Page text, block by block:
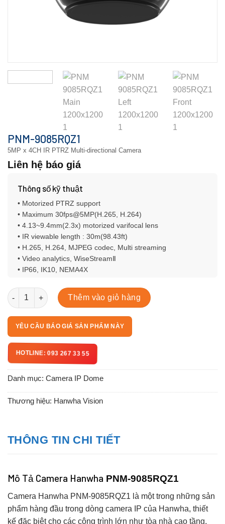
PNM-9085RQZ1
5MP x 4CH IR PTRZ Multi-directional Camera
Liên hệ báo giá
Thông số kỹ thuật
• Motorized PTRZ support
• Maximum 30fps@5MP(H.265, H.264)
• 4.13~9.4mm(2.3x) motorized varifocal lens
• IR viewable length : 30m(98.43ft)
• H.265, H.264, MJPEG codec, Multi streaming
• Video analytics, WiseStreamⅡ
• IP66, IK10, NEMA4X
PNM-9085RQZ1 số lượng
Thêm vào giỏ hàng
YÊU CẦU BÁO GIÁ SẢN PHẨM NÀY
HOTLINE: 093 267 33 55
Danh mục: Camera IP Dome
Thương hiệu: Hanwha Vision
THÔNG TIN CHI TIẾT
Mô Tả Camera Hanwha PNM-9085RQZ1
Camera Hanwha PNM-9085RQZ1 là một trong những sản
phẩm hàng đầu trong dòng camera IP của Hanwha, thiết
kế đặc biệt cho các công trình lớn như tòa nhà cao tầng,